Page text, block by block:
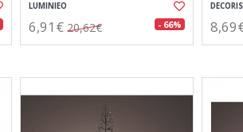
LUMINIEO
6,91€ 20,62€ - 66%
DECORIS